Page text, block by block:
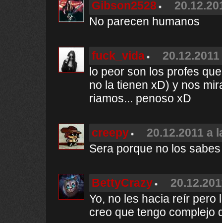
Gibson2528
No parecen humanos
fuck_vida
lo peor son los profes
no la tienen xD) y nos
riamos... penoso xD
creepy
20.12.2011 a
Sera porque no los
BettyCrazy
Yo, no les hacia reír pero
creo que tengo complejo